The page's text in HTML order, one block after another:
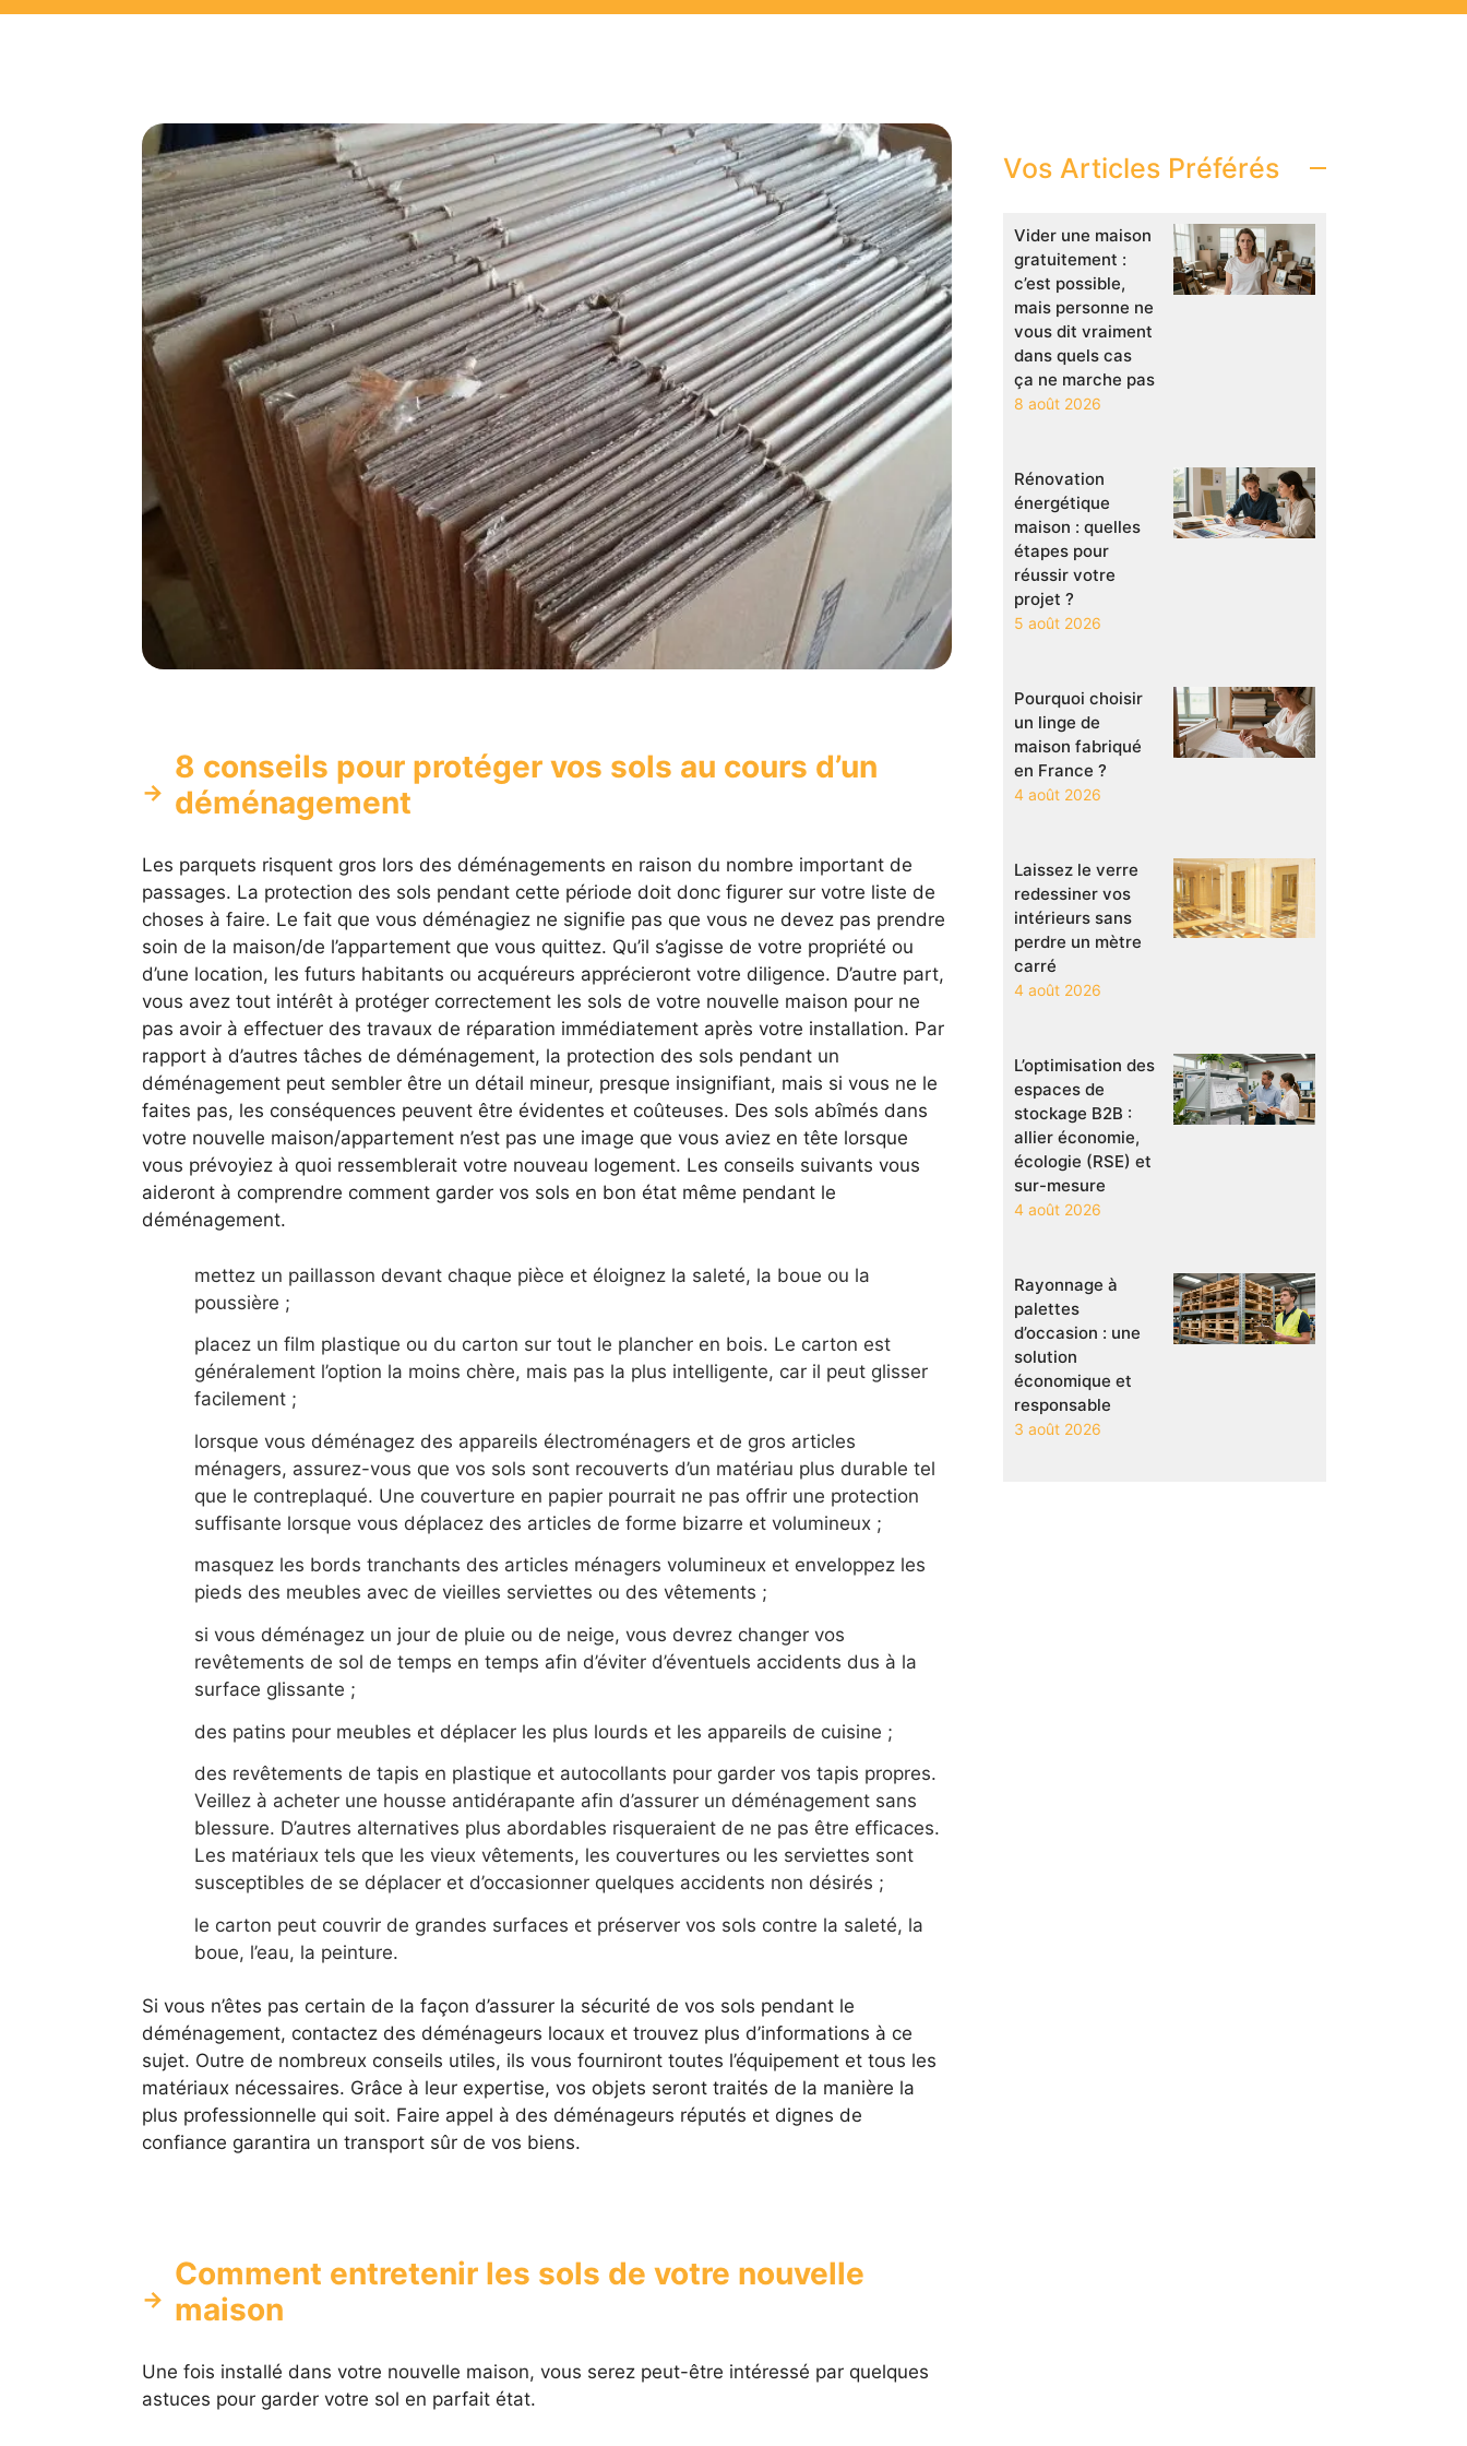
8 conseils pour protéger vos sols au cours d’un
déménagement
Les parquets risquent gros lors des déménagements en raison du nombre important de
passages. La protection des sols pendant cette période doit donc figurer sur votre liste de
choses à faire. Le fait que vous déménagiez ne signifie pas que vous ne devez pas prendre
soin de la maison/de l’appartement que vous quittez. Qu’il s’agisse de votre propriété ou
d’une location, les futurs habitants ou acquéreurs apprécieront votre diligence. D’autre part,
vous avez tout intérêt à protéger correctement les sols de votre nouvelle maison pour ne
pas avoir à effectuer des travaux de réparation immédiatement après votre installation. Par
rapport à d’autres tâches de déménagement, la protection des sols pendant un
déménagement peut sembler être un détail mineur, presque insignifiant, mais si vous ne le
faites pas, les conséquences peuvent être évidentes et coûteuses. Des sols abîmés dans
votre nouvelle maison/appartement n’est pas une image que vous aviez en tête lorsque
vous prévoyiez à quoi ressemblerait votre nouveau logement. Les conseils suivants vous
aideront à comprendre comment garder vos sols en bon état même pendant le
déménagement.
mettez un paillasson devant chaque pièce et éloignez la saleté, la boue ou la
poussière ;
placez un film plastique ou du carton sur tout le plancher en bois. Le carton est
généralement l’option la moins chère, mais pas la plus intelligente, car il peut glisser
facilement ;
lorsque vous déménagez des appareils électroménagers et de gros articles
ménagers, assurez-vous que vos sols sont recouverts d’un matériau plus durable tel
que le contreplaqué. Une couverture en papier pourrait ne pas offrir une protection
suffisante lorsque vous déplacez des articles de forme bizarre et volumineux ;
masquez les bords tranchants des articles ménagers volumineux et enveloppez les
pieds des meubles avec de vieilles serviettes ou des vêtements ;
si vous déménagez un jour de pluie ou de neige, vous devrez changer vos
revêtements de sol de temps en temps afin d’éviter d’éventuels accidents dus à la
surface glissante ;
des patins pour meubles et déplacer les plus lourds et les appareils de cuisine ;
des revêtements de tapis en plastique et autocollants pour garder vos tapis propres.
Veillez à acheter une housse antidérapante afin d’assurer un déménagement sans
blessure. D’autres alternatives plus abordables risqueraient de ne pas être efficaces.
Les matériaux tels que les vieux vêtements, les couvertures ou les serviettes sont
susceptibles de se déplacer et d’occasionner quelques accidents non désirés ;
le carton peut couvrir de grandes surfaces et préserver vos sols contre la saleté, la
boue, l’eau, la peinture.
Si vous n’êtes pas certain de la façon d’assurer la sécurité de vos sols pendant le
déménagement, contactez des déménageurs locaux et trouvez plus d’informations à ce
sujet. Outre de nombreux conseils utiles, ils vous fourniront toutes l’équipement et tous les
matériaux nécessaires. Grâce à leur expertise, vos objets seront traités de la manière la
plus professionnelle qui soit. Faire appel à des déménageurs réputés et dignes de
confiance garantira un transport sûr de vos biens.
Comment entretenir les sols de votre nouvelle
maison
Une fois installé dans votre nouvelle maison, vous serez peut-être intéressé par quelques
astuces pour garder votre sol en parfait état.
Vos Articles Préférés
Vider une maison
gratuitement :
c’est possible,
mais personne ne
vous dit vraiment
dans quels cas
ça ne marche pas
8 août 2026
Rénovation
énergétique
maison : quelles
étapes pour
réussir votre
projet ?
5 août 2026
Pourquoi choisir
un linge de
maison fabriqué
en France ?
4 août 2026
Laissez le verre
redessiner vos
intérieurs sans
perdre un mètre
carré
4 août 2026
L’optimisation des
espaces de
stockage B2B :
allier économie,
écologie (RSE) et
sur-mesure
4 août 2026
Rayonnage à
palettes
d’occasion : une
solution
économique et
responsable
3 août 2026